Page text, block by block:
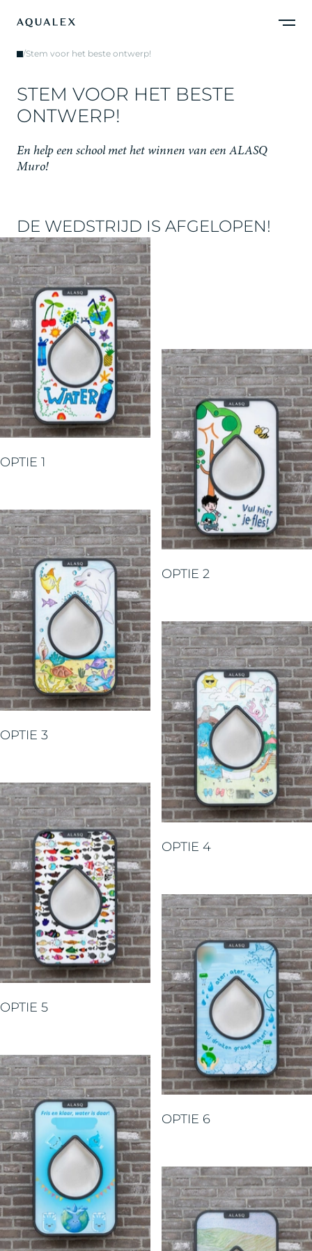
/Stem voor het beste ontwerp!
STEM VOOR HET BESTE
ONTWERP!
En help een school met het winnen van een ALASQ
Muro!
DE WEDSTRIJD IS AFGELOPEN!
OPTIE 1
OPTIE 2
OPTIE 3
OPTIE 4
OPTIE 5
OPTIE 6